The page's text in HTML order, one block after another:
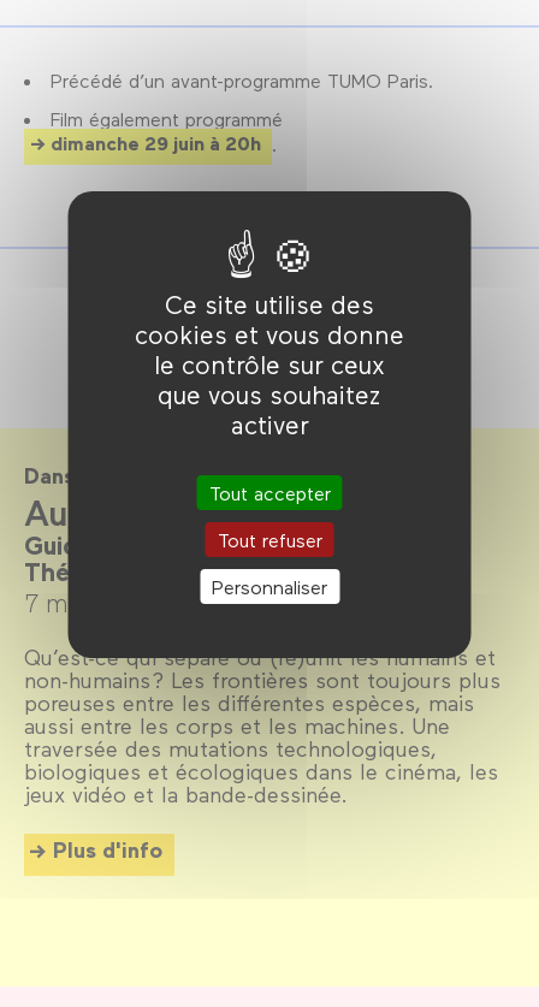
Ce site utilise des
cookies et vous donne
le contrôle sur ceux
que vous souhaitez
activer
Tout accepter
Tout refuser
Personnaliser
Précédé d’un avant-programme TUMO Paris.
Film également programmé
dimanche 29 juin à 20h
Dans le cadre de
Aux frontières de l'humain
Guide de survie au XXIe siècle.
Thématique, du 7 mai au 6 juillet 2025
7 mai →
6 juillet 2025
Qu’est-ce qui sépare ou (ré)unit les humains et
non-humains ? Les frontières sont toujours plus
poreuses entre les différentes espèces, mais
aussi entre les corps et les machines. Une
traversée des mutations technologiques,
biologiques et écologiques dans le cinéma, les
jeux vidéo et la bande-dessinée.
Plus d'info